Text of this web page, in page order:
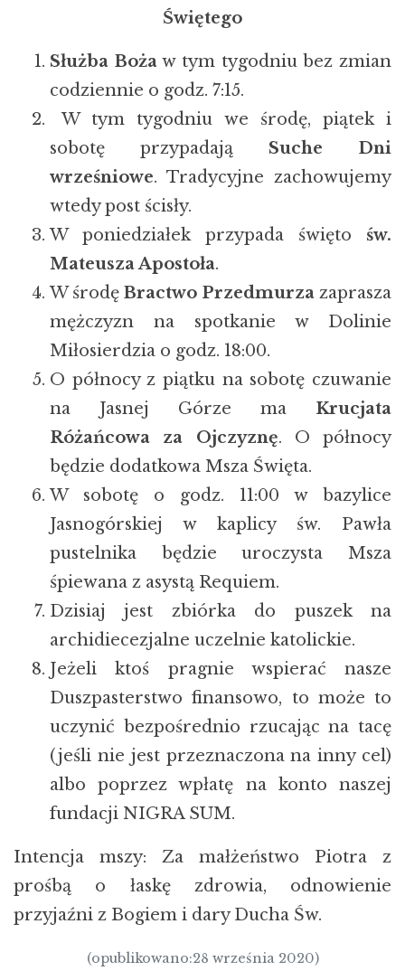
Świętego
Służba Bożaw tym tygodniu bez zmian
codziennie o godz. 7:15.
W tym tygodniu we środę, piątek i
sobotę przypadają Suche Dni
wrześniowe. Tradycyjne zachowujemy
wtedy post ścisły.
W poniedziałek przypada święto św.
Mateusza Apostoła.
W środę Bractwo Przedmurza zaprasza
mężczyzn na spotkanie w Dolinie
Miłosierdzia o godz. 18:00.
O północy z piątku na sobotę czuwanie
na Jasnej Górze ma Krucjata
Różańcowa za Ojczyznę. O północy
będzie dodatkowa Msza Święta.
W sobotę o godz. 11:00 w bazylice
Jasnogórskiej w kaplicy św. Pawła
pustelnika będzie uroczysta Msza
śpiewana z asystą Requiem.
Dzisiaj jest zbiórka do puszek na
archidiecezjalne uczelnie katolickie.
Jeżeli ktoś pragnie wspierać nasze
Duszpasterstwo finansowo, to może to
uczynić bezpośrednio rzucając na tacę
(jeśli nie jest przeznaczona na inny cel)
albo poprzez wpłatę na konto naszej
fundacji NIGRA SUM.
Intencja mszy: Za małżeństwo Piotra z
prośbą o łaskę zdrowia, odnowienie
przyjaźni z Bogiem i dary Ducha Św.
(opublikowano:28 września 2020)